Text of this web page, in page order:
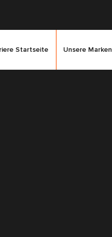
Startseite Unsere Marken